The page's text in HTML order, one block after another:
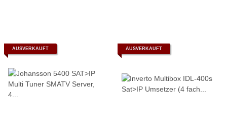
AUSVERKAUFT AUSVERKAUFT